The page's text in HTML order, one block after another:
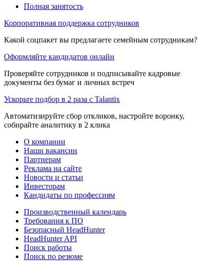
Полная занятость
Корпоративная поддержка сотрудников
Какой соцпакет вы предлагаете семейным сотрудникам?
Оформляйте кандидатов онлайн
Проверяйте сотрудников и подписывайте кадровые
документы без бумаг и личных встреч
Ускорьте подбор в 2 раза с Talantix
Автоматизируйте сбор откликов, настройте воронку,
собирайте аналитику в 2 клика
О компании
Наши вакансии
Партнерам
Реклама на сайте
Новости и статьи
Инвесторам
Кандидаты по профессиям
Производственный календарь
Требования к ПО
Безопасный HeadHunter
HeadHunter API
Поиск работы
Поиск по резюме